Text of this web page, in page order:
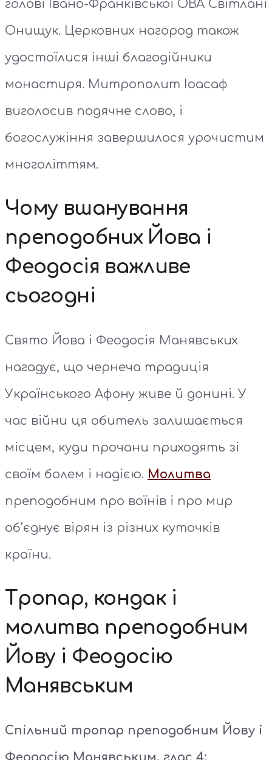
голові Івано-Франківської ОВА Світлані
Онищук. Церковних нагород також
удостоїлися інші благодійники
монастиря. Митрополит Іоасаф
виголосив подячне слово, і
богослужіння завершилося урочистим
многоліттям.
Чому вшанування
преподобних Йова і
Феодосія важливе
сьогодні
Свято Йова і Феодосія Манявських
нагадує, що чернеча традиція
Українського Афону живе й донині. У
час війни ця обитель залишається
місцем, куди прочани приходять зі
своїм болем і надією. Молитва
преподобним про воїнів і про мир
об’єднує вірян із різних куточків
країни.
Тропар, кондак і
молитва преподобним
Йову і Феодосію
Манявським
Спільний тропар преподобним Йову і
Феодосію Манявським, глас 4: